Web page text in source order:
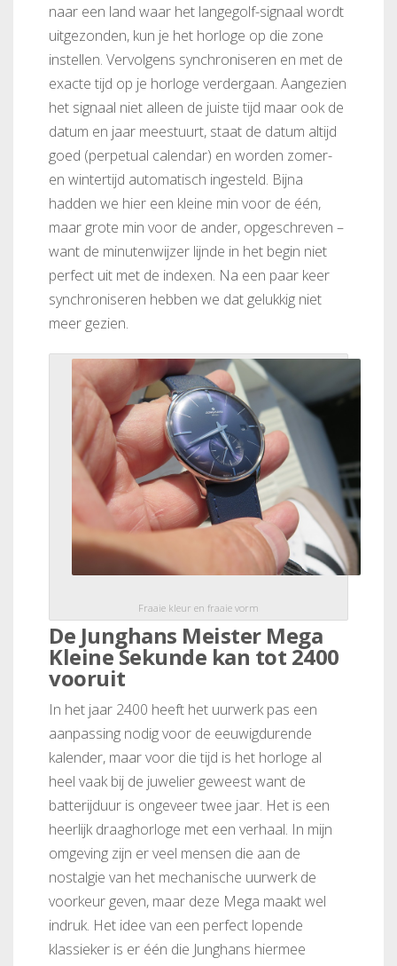
naar een land waar het langegolf-signaal wordt
uitgezonden, kun je het horloge op die zone
instellen. Vervolgens synchroniseren en met de
exacte tijd op je horloge verdergaan. Aangezien
het signaal niet alleen de juiste tijd maar ook de
datum en jaar meestuurt, staat de datum altijd
goed (perpetual calendar) en worden zomer-
en wintertijd automatisch ingesteld. Bijna
hadden we hier een kleine min voor de één,
maar grote min voor de ander, opgeschreven –
want de minutenwijzer lijnde in het begin niet
perfect uit met de indexen. Na een paar keer
synchroniseren hebben we dat gelukkig niet
meer gezien.
Fraaie kleur en fraaie vorm
De Junghans Meister Mega
Kleine Sekunde kan tot 2400
vooruit
In het jaar 2400 heeft het uurwerk pas een
aanpassing nodig voor de eeuwigdurende
kalender, maar voor die tijd is het horloge al
heel vaak bij de juwelier geweest want de
batterijduur is ongeveer twee jaar. Het is een
heerlijk draaghorloge met een verhaal. In mijn
omgeving zijn er veel mensen die aan de
nostalgie van het mechanische uurwerk de
voorkeur geven, maar deze Mega maakt wel
indruk. Het idee van een perfect lopende
klassieker is er één die Junghans hiermee